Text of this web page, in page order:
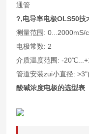
通管
?,电导率电极OLS50技
测量范围: 0...2000mS/
电极常数: 2
介质温度范围: -
管道安装zui小直径:
酸碱浓度电极的选型表